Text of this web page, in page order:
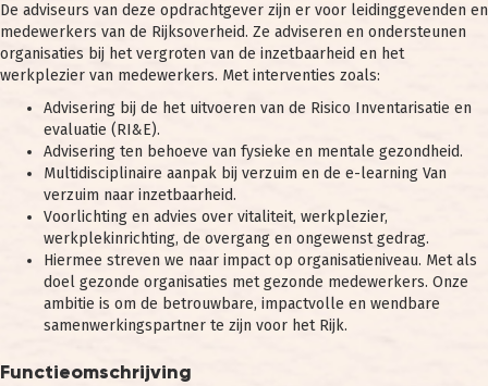
De adviseurs van deze opdrachtgever zijn er voor leidinggevenden en
medewerkers van de Rijksoverheid. Ze adviseren en ondersteunen
organisaties bij het vergroten van de inzetbaarheid en het
werkplezier van medewerkers. Met interventies zoals:
Advisering bij de het uitvoeren van de Risico Inventarisatie en
evaluatie (RI&E).
Advisering ten behoeve van fysieke en mentale gezondheid.
Multidisciplinaire aanpak bij verzuim en de e-learning Van
verzuim naar inzetbaarheid.
Voorlichting en advies over vitaliteit, werkplezier,
werkplekinrichting, de overgang en ongewenst gedrag.
Hiermee streven we naar impact op organisatieniveau. Met als
doel gezonde organisaties met gezonde medewerkers. Onze
ambitie is om de betrouwbare, impactvolle en wendbare
samenwerkingspartner te zijn voor het Rijk.
Functieomschrijving